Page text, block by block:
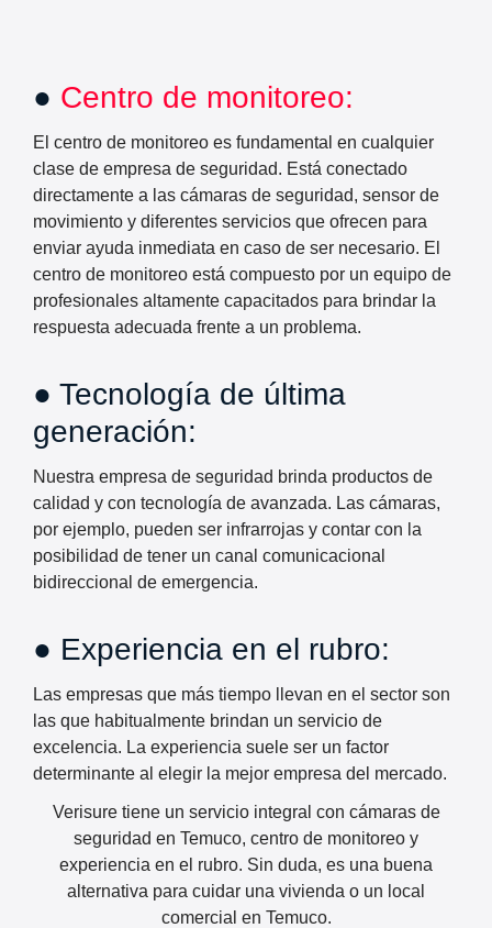
● Centro de monitoreo:
El centro de monitoreo es fundamental en cualquier
clase de empresa de seguridad. Está conectado
directamente a las cámaras de seguridad, sensor de
movimiento y diferentes servicios que ofrecen para
enviar ayuda inmediata en caso de ser necesario. El
centro de monitoreo está compuesto por un equipo de
profesionales altamente capacitados para brindar la
respuesta adecuada frente a un problema.
● Tecnología de última
generación:
Nuestra empresa de seguridad brinda productos de
calidad y con tecnología de avanzada. Las cámaras,
por ejemplo, pueden ser infrarrojas y contar con la
posibilidad de tener un canal comunicacional
bidireccional de emergencia.
● Experiencia en el rubro:
Las empresas que más tiempo llevan en el sector son
las que habitualmente brindan un servicio de
excelencia. La experiencia suele ser un factor
determinante al elegir la mejor empresa del mercado.
Verisure tiene un servicio integral con cámaras de
seguridad en Temuco, centro de monitoreo y
experiencia en el rubro. Sin duda, es una buena
alternativa para cuidar una vivienda o un local
comercial en Temuco.